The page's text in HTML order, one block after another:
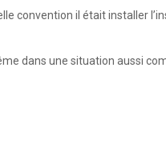
convention il était installer
dans une situation aussi